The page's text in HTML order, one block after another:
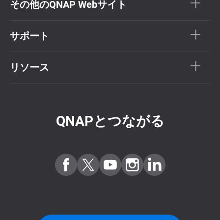
その他のQNAP Webサイト
サポート
リソース
QNAPとつながる